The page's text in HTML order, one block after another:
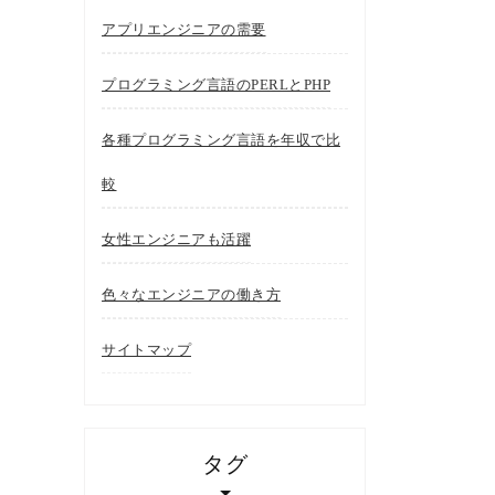
アプリエンジニアの需要
プログラミング言語のPERLとPHP
各種プログラミング言語を年収で比
較
女性エンジニアも活躍
色々なエンジニアの働き方
サイトマップ
タグ